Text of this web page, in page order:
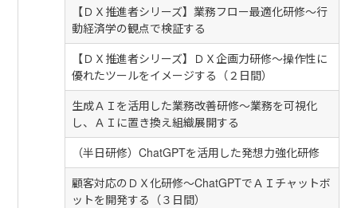
【ＤＸ推進者シリーズ】業務フロー最適化研修～行
動経済学の観点で検証する
【ＤＸ推進者シリーズ】ＤＸ企画力研修～操作性に
優れたツールをイメージする（２日間）
生成ＡＩを活用した業務改善研修～業務を可視化
し、ＡＩに置き換え組織展開する
（半日研修）ChatGPTを活用した発想力強化研修
顧客対応のＤＸ化研修～ChatGPTでＡＩチャットボ
ットを開発する（３日間）